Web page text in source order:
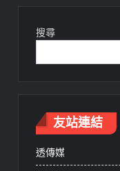
搜尋
友站連結
透傳媒